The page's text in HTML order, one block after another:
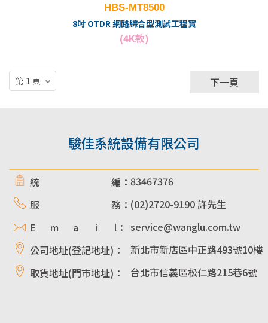
HBS-MT8500
8吋 OTDR 網路綜合型測試工程寶
(4K款)
下一頁
駿佳系統設備有限公司
統 編： 83467376
服 務： (02)2720-9190 許先生
E m a i l： service@wanglu.com.tw
公司地址(登記地址)：
新北市新店區中正路493號10樓
取貨地址(門市地址)：
台北市信義區松仁路215巷6號